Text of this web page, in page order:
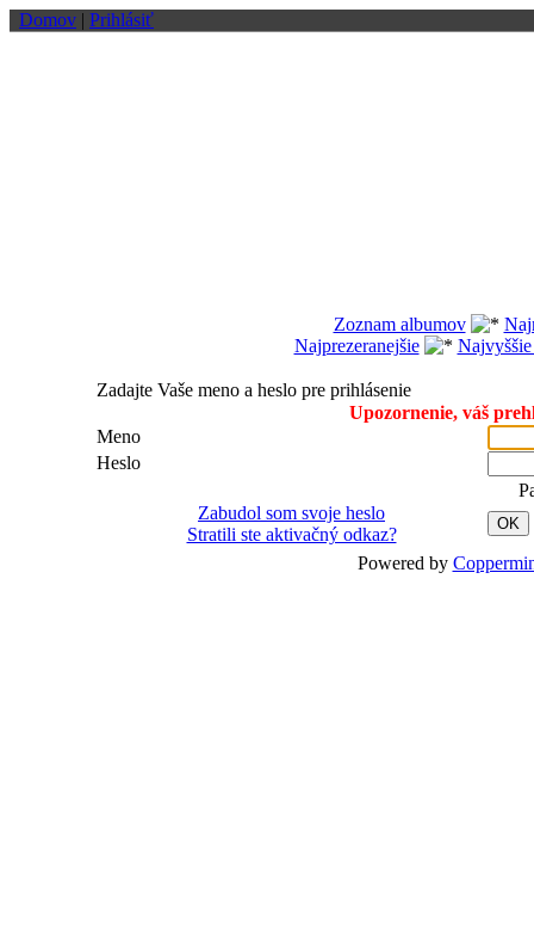
Domov | Prihlásiť
Zoznam albumov
Najprezeranejšie
Zadajte Vaše meno a heslo pre prihlásenie
Upozornenie, váš
Meno
Heslo
Zabudol som svoje heslo
Stratili ste aktivačný odkaz?
OK
Powered by